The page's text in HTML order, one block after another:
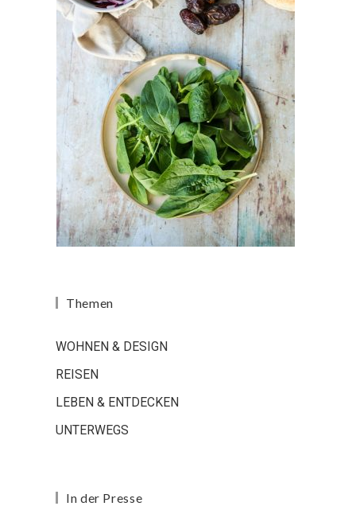
Themen
WOHNEN & DESIGN
REISEN
LEBEN & ENTDECKEN
UNTERWEGS
In der Presse